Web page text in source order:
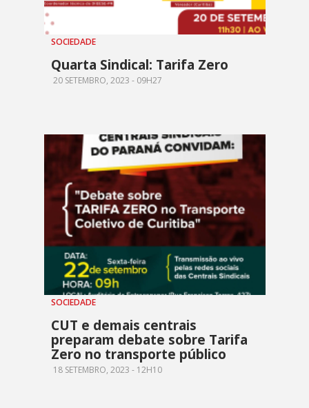
SOCIEDADE
Quarta Sindical: Tarifa Zero
20 SETEMBRO, 2023 - 09H27
SOCIEDADE
CUT e demais centrais
preparam debate sobre Tarifa
Zero no transporte público
18 SETEMBRO, 2023 - 12H10